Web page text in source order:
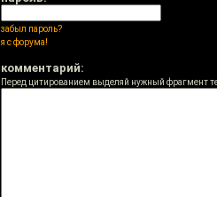
забыл пароль?
я с форума!
комментарий:
Перед цитированием выделяй нужный фрагмент